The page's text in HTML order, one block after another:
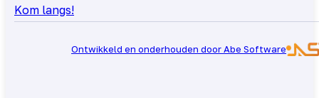
Kom langs!
Ontwikkeld en onderhouden door Abe Software